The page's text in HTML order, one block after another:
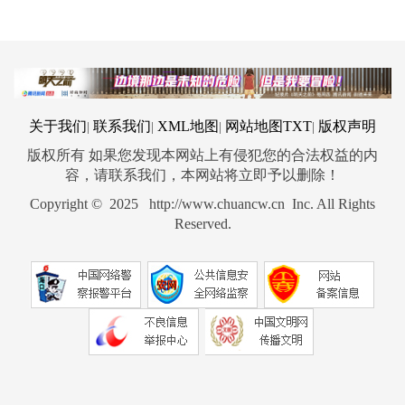
关于我们 联系我们 XML地图 网站地图TXT 版权声明
版权所有 如果您发现本网站上有侵犯您的合法权益的内
容，请联系我们，本网站将立即予以删除！
Copyright © 2025 http://www.chuancw.cn Inc. All Rights
Reserved.